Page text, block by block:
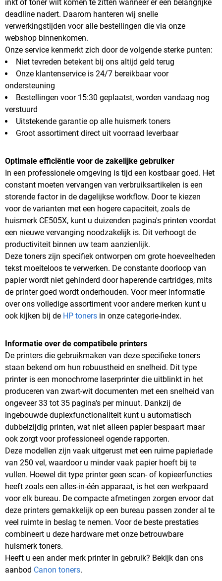
inkt of toner wilt komen te zitten wanneer er een belangrijke
deadline nadert. Daarom hanteren wij snelle
verwerkingstijden voor alle bestellingen die via onze
webshop binnenkomen.
Onze service kenmerkt zich door de volgende sterke punten:
Niet tevreden betekent bij ons altijd geld terug
Onze klantenservice is 24/7 bereikbaar voor
ondersteuning
Bestellingen voor 15:30 geplaatst, worden vandaag nog
verstuurd
Uitstekende garantie op alle huismerk toners
Groot assortiment direct uit voorraad leverbaar
Optimale efficiëntie voor de zakelijke gebruiker
In een professionele omgeving is tijd een kostbaar goed. Het
constant moeten vervangen van verbruiksartikelen is een
storende factor in de dagelijkse workflow. Door te kiezen
voor de varianten met een hogere capaciteit, zoals de
huismerk CE505X, kunt u duizenden pagina's printen voordat
een nieuwe vervanging noodzakelijk is. Dit verhoogt de
productiviteit binnen uw team aanzienlijk.
Deze toners zijn specifiek ontworpen om grote hoeveelheden
tekst moeiteloos te verwerken. De constante doorloop van
papier wordt niet gehinderd door haperende cartridges, mits
de printer goed wordt onderhouden. Voor meer informatie
over ons volledige assortiment voor andere merken kunt u
ook kijken bij de HP toners in onze categorie-index.
Informatie over de compatibele printers
De printers die gebruikmaken van deze specifieke toners
staan bekend om hun robuustheid en snelheid. Dit type
printer is een monochrome laserprinter die uitblinkt in het
produceren van zwart-wit documenten met een snelheid van
ongeveer 33 tot 35 pagina's per minuut. Dankzij de
ingebouwde duplexfunctionaliteit kunt u automatisch
dubbelzijdig printen, wat niet alleen papier bespaart maar
ook zorgt voor professioneel ogende rapporten.
Deze modellen zijn vaak uitgerust met een ruime papierlade
van 250 vel, waardoor u minder vaak papier hoeft bij te
vullen. Hoewel dit type printer geen scan- of kopieerfuncties
heeft zoals een alles-in-één apparaat, is het een werkpaard
voor elk bureau. De compacte afmetingen zorgen ervoor dat
deze printers gemakkelijk op een bureau passen zonder al te
veel ruimte in beslag te nemen. Voor de beste prestaties
combineert u deze hardware met onze betrouwbare
huismerk toners.
Heeft u een ander merk printer in gebruik? Bekijk dan ons
aanbod Canon toners.